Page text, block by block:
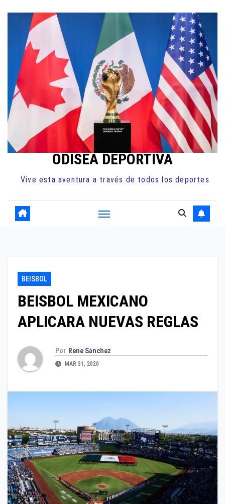
contenido
ODISEA DEPORTIVA
Vive esta aventura a través de todos los deportes
BEISBOL
BEISBOL MEXICANO
APLICARA NUEVAS REGLAS
Por Rene Sánchez
MAR 31, 2020